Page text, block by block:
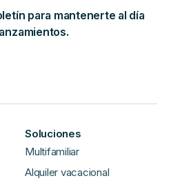
para mantenerte al día
Soluciones
Multifamiliar
Alquiler vacacional